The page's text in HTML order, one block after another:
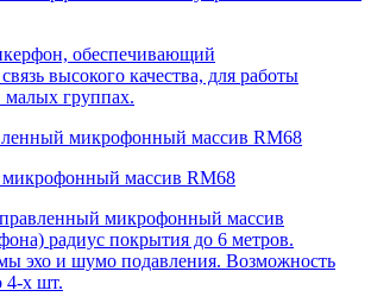
обеспечивающий
высокого качества, для работы
малых группах.
массив RM68
микрофонный массив
радиус покрытия до 6 метров.
эхо и шумо подавления. Возможность
4-х шт.